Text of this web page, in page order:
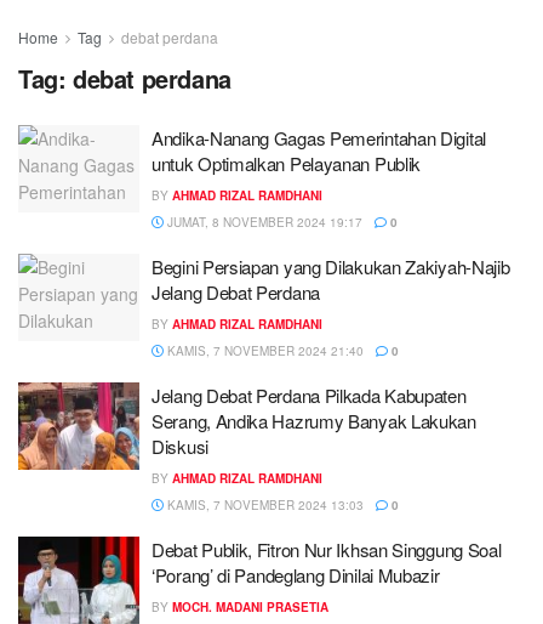
Home Tag debat perdana
Tag: debat perdana
Andika-Nanang Gagas Pemerintahan Digital
untuk Optimalkan Pelayanan Publik
BY AHMAD RIZAL RAMDHANI
JUMAT, 8 NOVEMBER 2024 19:17
0
Begini Persiapan yang Dilakukan Zakiyah-Najib
Jelang Debat Perdana
BY AHMAD RIZAL RAMDHANI
KAMIS, 7 NOVEMBER 2024 21:40
0
Jelang Debat Perdana Pilkada Kabupaten
Serang, Andika Hazrumy Banyak Lakukan
Diskusi
BY AHMAD RIZAL RAMDHANI
KAMIS, 7 NOVEMBER 2024 13:03
0
Debat Publik, Fitron Nur Ikhsan Singgung Soal
‘Porang’ di Pandeglang Dinilai Mubazir
BY MOCH. MADANI PRASETIA